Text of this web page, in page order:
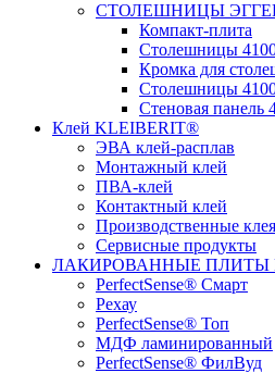
СТОЛЕШНИЦЫ
Компакт-плита
Столешницы
Кромка для
Столешницы
Стеновая панель
Клей KLEIBERIT®
ЭВА клей-расплав
Монтажный клей
ПВА-клей
Контактный клей
Производственные клея
Сервисные продукты
ЛАКИРОВАННЫЕ ПЛИТЫ
PerfectSense® Смарт
Рехау
PerfectSense® Топ
МДФ ламинированный
PerfectSense® ФилВуд